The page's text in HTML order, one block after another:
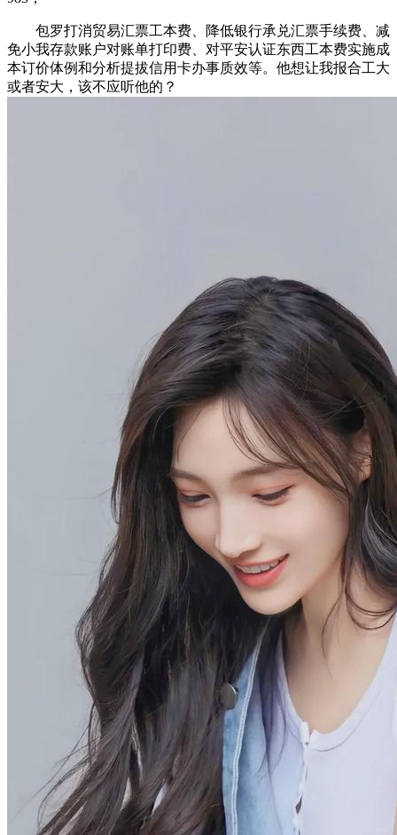
包罗打消贸易汇票工本费、降低银行承兑汇票手续费、减
免小我存款账户对账单打印费、对平安认证东西工本费实施成
本订价体例和分析提拔信用卡办事质效等。他想让我报合工大
或者安大，该不应听他的？